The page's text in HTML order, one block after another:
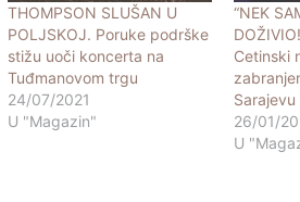
THOMPSON SLUŠAN U
POLJSKOJ. Poruke podrške
stižu uoči koncerta na
Tuđmanovom trgu
24/07/2021
U "Magazin"
“NEK
Cetinski
Sarajevu
26/01/
U